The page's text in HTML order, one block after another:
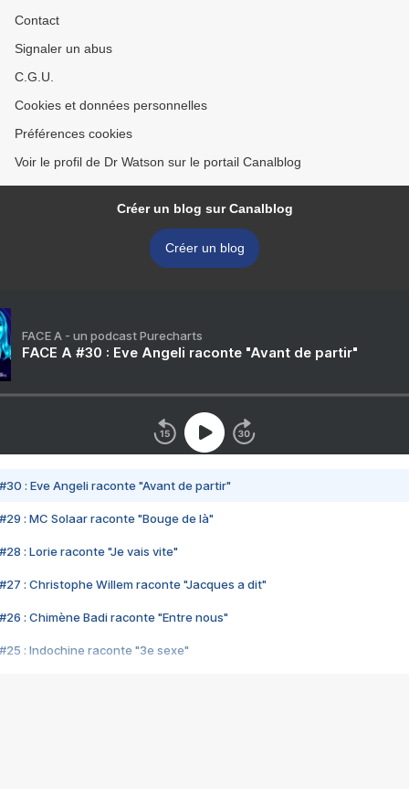
Contact
Signaler un abus
C.G.U.
Cookies et données personnelles
Préférences cookies
Voir le profil de Dr Watson sur le portail Canalblog
Créer un blog sur Canalblog
Créer un blog
FACE A - un podcast Purecharts
FACE A #30 : Eve Angeli raconte "Avant de partir"
#30 : Eve Angeli raconte "Avant de partir"
#29 : MC Solaar raconte "Bouge de là"
#28 : Lorie raconte "Je vais vite"
#27 : Christophe Willem raconte "Jacques a dit"
#26 : Chimène Badi raconte "Entre nous"
#25 : Indochine raconte "3e sexe"